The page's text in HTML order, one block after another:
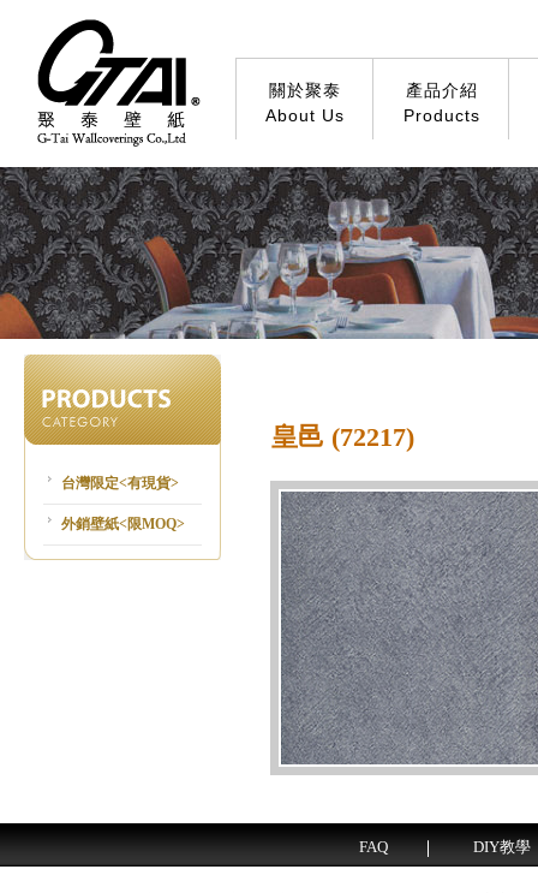
關於聚泰
About Us
產品介紹
Products
台灣限定<有現貨>
外銷壁紙<限MOQ>
皇邑 (72217)
FAQ DIY教學